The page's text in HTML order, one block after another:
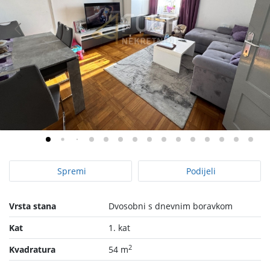
Spremi Podijeli
Vrsta stana
Dvosobni s dnevnim boravkom
Kat
1. kat
Kvadratura
54 m2